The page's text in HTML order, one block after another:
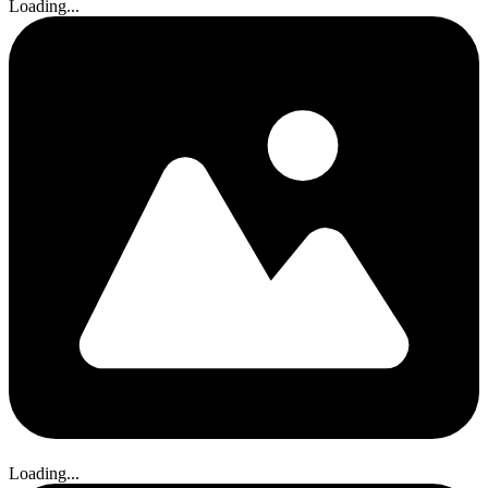
Loading...
Loading...